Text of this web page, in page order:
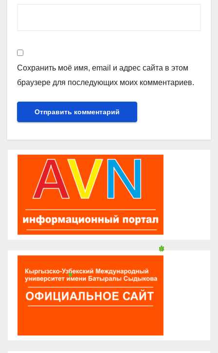
Сохранить моё имя, email и адрес сайта в этом
браузере для последующих моих комментариев.